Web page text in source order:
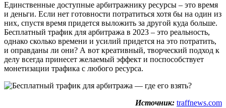
Единственные доступные арбитражнику ресурсы – это время
и деньги. Если нет готовности потратиться хотя бы на один из
них, спустя время придется выложить за другой куда больше.
Бесплатный трафик для арбитража в 2023 – это реальность,
однако сколько времени и усилий придется на это потратить,
и оправданы ли они? А вот креативный, творческий подход к
делу всегда принесет желаемый эффект и поспособствует
монетизации трафика с любого ресурса.
Источник: traffnews.com